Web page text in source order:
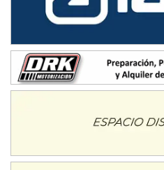
Humboldt (Santa Fe)
Ciudad de Avellaneda (Asfalto)
Avellaneda (Santa Fe)
SUR SANTAFESINO - F4
El Timbó (Tucumán)